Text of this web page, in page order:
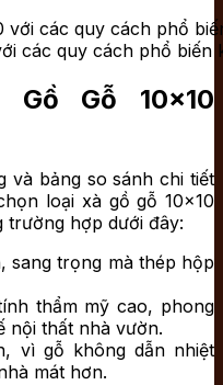
các quy cách phổ biến
Gỗ 10×10
và bảng so sánh chi tiết
loại xà gồ gỗ 10×10
trường hợp dưới đây:
sang trọng mà thép hộp
thẩm mỹ cao, phong
nội thất nhà vườn.
vì gỗ không dẫn nhiệt
mát hơn.